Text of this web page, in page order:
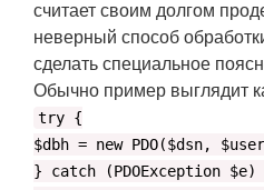
считает своим долгом
неверный способ
сделать специальное
Обычно пример выглядит
try {
$dbh = new PDO($dsn,
} catch (PDOException $e)